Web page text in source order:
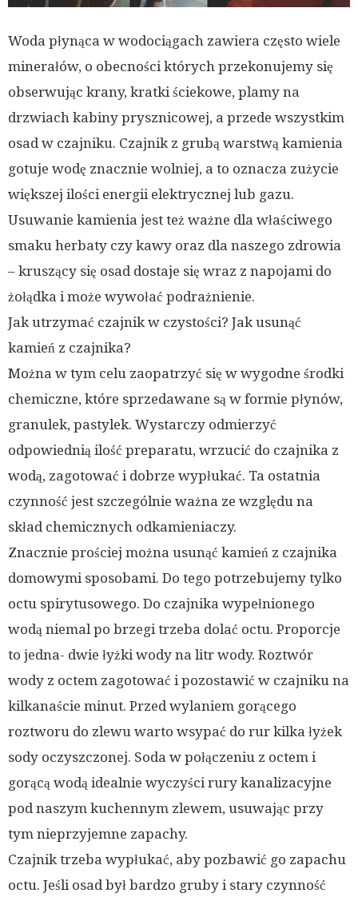
Woda płynąca w wodociągach zawiera często wiele
minerałów, o obecności których przekonujemy się
obserwując krany, kratki ściekowe, plamy na
drzwiach kabiny prysznicowej, a przede wszystkim
osad w czajniku. Czajnik z grubą warstwą kamienia
gotuje wodę znacznie wolniej, a to oznacza zużycie
większej ilości energii elektrycznej lub gazu.
Usuwanie kamienia jest też ważne dla właściwego
smaku herbaty czy kawy oraz dla naszego zdrowia
– kruszący się osad dostaje się wraz z napojami do
żołądka i może wywołać podrażnienie.
Jak utrzymać czajnik w czystości? Jak usunąć
kamień z czajnika?
Można w tym celu zaopatrzyć się w wygodne środki
chemiczne, które sprzedawane są w formie płynów,
granulek, pastylek. Wystarczy odmierzyć
odpowiednią ilość preparatu, wrzucić do czajnika z
wodą, zagotować i dobrze wypłukać. Ta ostatnia
czynność jest szczególnie ważna ze względu na
skład chemicznych odkamieniaczy.
Znacznie prościej można usunąć kamień z czajnika
domowymi sposobami. Do tego potrzebujemy tylko
octu spirytusowego. Do czajnika wypełnionego
wodą niemal po brzegi trzeba dolać octu. Proporcje
to jedna- dwie łyżki wody na litr wody. Roztwór
wody z octem zagotować i pozostawić w czajniku na
kilkanaście minut. Przed wylaniem gorącego
roztworu do zlewu warto wsypać do rur kilka łyżek
sody oczyszczonej. Soda w połączeniu z octem i
gorącą wodą idealnie wyczyści rury kanalizacyjne
pod naszym kuchennym zlewem, usuwając przy
tym nieprzyjemne zapachy.
Czajnik trzeba wypłukać, aby pozbawić go zapachu
octu. Jeśli osad był bardzo gruby i stary czynność